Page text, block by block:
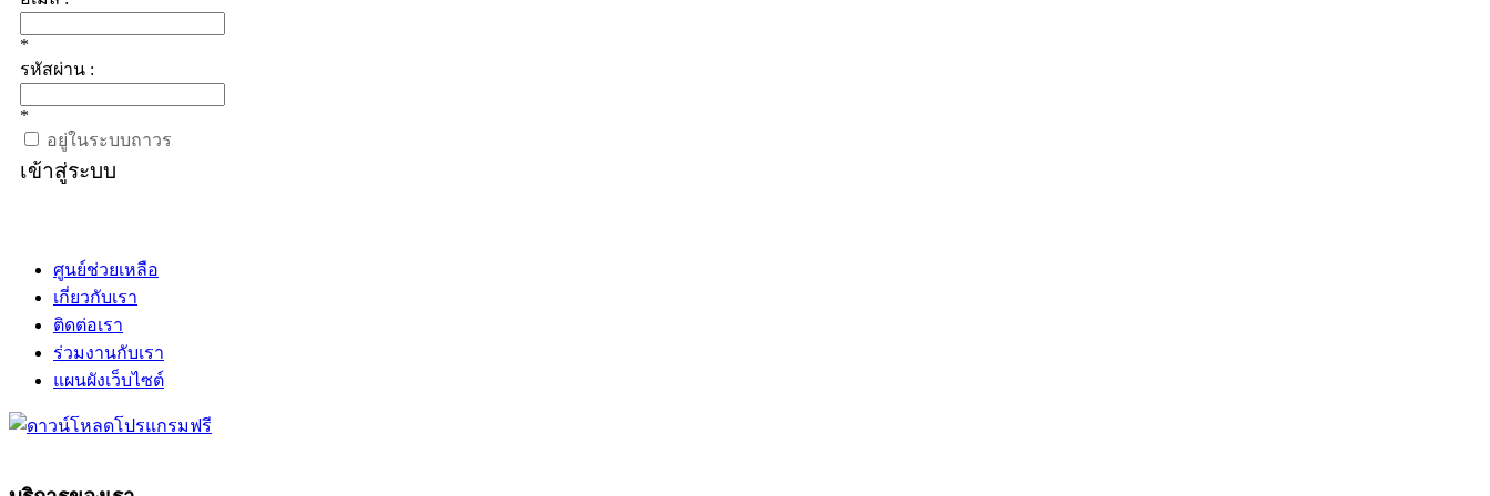
*
รหัสผ่าน :
*
อยู่ในระบบถาวร
เข้าสู่ระบบ
ศูนย์ช่วยเหลือ
เกี่ยวกับเรา
ติดต่อเรา
ร่วมงานกับเรา
แผนผังเว็บไซต์